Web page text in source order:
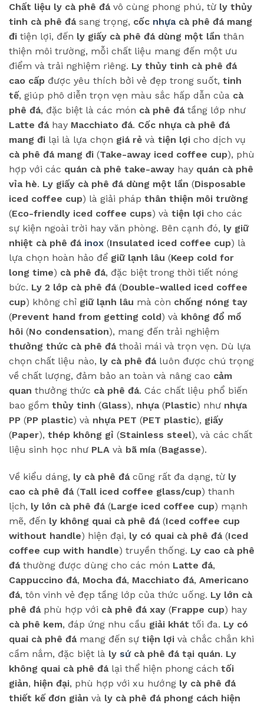
Chất liệu ly cà phê đávô cùng phong phú, từ ly thủy
tinh cà phê đásang trọng, cốc nhựacà phê đá mang
đi tiện lợi, đến ly giấy cà phê đá dùng một lần thân
thiện môi trường, mỗi chất liệu mang đến một ưu
điểm và trải nghiệm riêng. Ly thủy tinh cà phê đá
cao cấp được yêu thích bởi vẻ đẹp trong suốt, tinh
tế, giúp phô diễn trọn vẹn màu sắc hấp dẫn của cà
phê đá, đặc biệt là các món cà phê đátầng lớp như
Latte đáhay Macchiato đá. Cốc nhựa cà phê đá
mang đi lại là lựa chọn giá rẻ và tiện lợi cho dịch vụ
cà phê đá mang đi (Take-away iced coffee cup), phù
hợp với các quán cà phê take-away hay quán cà phê
vỉa hè. Ly giấy cà phê đá dùng một lần (Disposable
iced coffee cup) là giải pháp thân thiện môi trường
(Eco-friendly iced coffee cups) và tiện lợi cho các
sự kiện ngoài trời hay văn phòng. Bên cạnh đó, ly giữ
nhiệt cà phê đá inox (Insulated iced coffee cup) là
lựa chọn hoàn hảo để giữ lạnh lâu (Keep cold for
long time) cà phê đá, đặc biệt trong thời tiết nóng
bức. Ly 2 lớp cà phê đá(Double-walled iced coffee
cup) không chỉ giữ lạnh lâu mà còn chống nóng tay
(Prevent hand from getting cold) và không đổ mồ
hôi (No condensation), mang đến trải nghiệm
thưởng thức cà phê đáthoải mái và trọn vẹn. Dù lựa
chọn chất liệu nào, ly cà phê đáluôn được chú trọng
về chất lượng, đảm bảo an toàn và nâng cao cảm
quan thưởng thức cà phê đá. Các chất liệu phổ biến
bao gồm thủy tinh (Glass), nhựa(Plastic) như nhựa
PP (PP plastic) và nhựa PET (PET plastic), giấy
(Paper), thép không gỉ (Stainless steel), và các chất
liệu sinh học như PLA và bã mía(Bagasse).
Về kiểu dáng, ly cà phê đácũng rất đa dạng, từ ly
cao cà phê đá(Tall iced coffee glass/cup) thanh
lịch, ly lớn cà phê đá(Large iced coffee cup) mạnh
mẽ, đến ly không quai cà phê đá(Iced coffee cup
without handle) hiện đại, ly có quai cà phê đá(Iced
coffee cup with handle) truyền thống. Ly cao cà phê
đáthường được dùng cho các món Latte đá,
Cappuccino đá, Mocha đá, Macchiato đá, Americano
đá, tôn vinh vẻ đẹp tầng lớp của thức uống. Ly lớn cà
phê đáphù hợp với cà phê đá xay (Frappe cup) hay
cà phê kem, đáp ứng nhu cầu giải khát tối đa. Ly có
quai cà phê đámang đến sự tiện lợi và chắc chắn khi
cầm nắm, đặc biệt là ly sứcà phê đá tại quán. Ly
không quai cà phê đálại thể hiện phong cách tối
giản, hiện đại, phù hợp với xu hướng ly cà phê đá
thiết kế đơn giản và ly cà phê đá phong cách hiện